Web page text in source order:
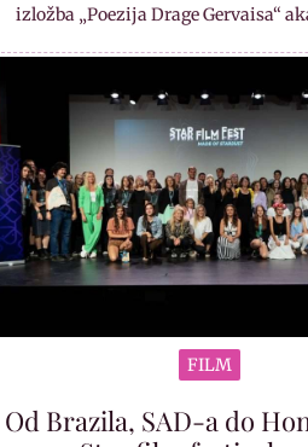
izložba „Poezija Drage Gervaisa“
FILM
Od Brazila, SAD-a do